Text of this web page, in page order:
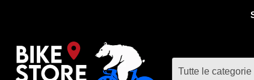
Tutte le categorie